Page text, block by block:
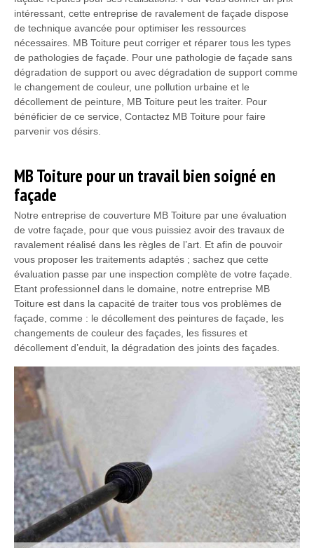
intéressant, cette entreprise de ravalement de façade dispose
de technique avancée pour optimiser les ressources
nécessaires. MB Toiture peut corriger et réparer tous les types
de pathologies de façade. Pour une pathologie de façade sans
dégradation de support ou avec dégradation de support comme
le changement de couleur, une pollution urbaine et le
décollement de peinture, MB Toiture peut les traiter. Pour
bénéficier de ce service, Contactez MB Toiture pour faire
parvenir vos désirs.
MB Toiture pour un travail bien soigné en
façade
Notre entreprise de couverture MB Toiture par une évaluation
de votre façade, pour que vous puissiez avoir des travaux de
ravalement réalisé dans les règles de l’art. Et afin de pouvoir
vous proposer les traitements adaptés ; sachez que cette
évaluation passe par une inspection complète de votre façade.
Etant professionnel dans le domaine, notre entreprise MB
Toiture est dans la capacité de traiter tous vos problèmes de
façade, comme : le décollement des peintures de façade, les
changements de couleur des façades, les fissures et
décollement d’enduit, la dégradation des joints des façades.